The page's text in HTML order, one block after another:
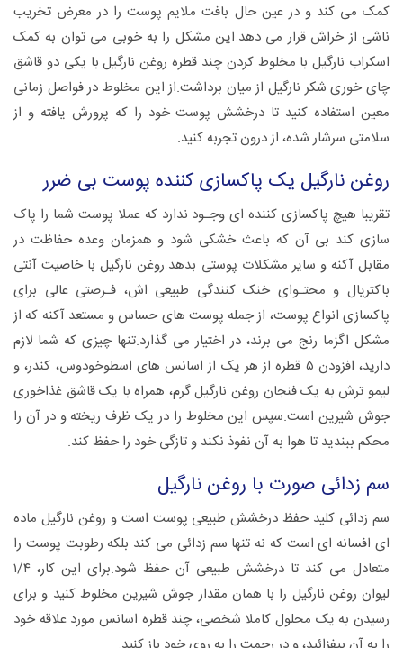
کمک می کند و در عین حال بافت ملایم پوست را در معرض تخریب
ناشی از خراش قرار می دهد.این مشکل را به خوبی می توان به کمک
اسکراب نارگیل با مخلوط کردن چند قطره روغن نارگیل با یکی دو قاشق
چای خوری شکر نارگیل از میان برداشت.از این مخلوط در فواصل زمانی
معین استفاده کنید تا درخشش پوست خود را که پرورش یافته و از
سلامتی سرشار شده، از درون تجربه کنید.
روغن نارگیل یک پاکسازی کننده پوست بی ضرر
تقریبا هیچ پاکسازی کننده ای وجـود ندارد که عملا پوست شما را پاک
سازی کند بی آن که باعث خشکی شود و همزمان وعده حفاظت در
مقابل آکنه و سایر مشکلات پوستی بدهد.روغن نارگیل با خاصیت آنتی
باکتریال و محتـوای خنک کنندگی طبیعی اش، فـرصتی عالی برای
پاکسازی انواع پوست، از جمله پوست های حساس و مستعد آکنه که از
مشکل اگزما رنج می برند، در اختیار می گذارد.تنها چیزی که شما لازم
دارید، افزودن ۵ قطره از هر یک از اسانس های اسطوخودوس، کندر، و
لیمو ترش به یک فنجان روغن نارگیل گرم، همراه با یک قاشق غذاخوری
جوش شیرین است.سپس این مخلوط را در یک ظرف ریخته و در آن را
محکم ببندید تا هوا به آن نفوذ نکند و تازگی خود را حفظ کند.
سم زدائی صورت با روغن نارگیل
سم زدائی کلید حفظ درخشش طبیعی پوست است و روغن نارگیل ماده
ای افسانه ای است که نه تنها سم زدائی می کند بلکه رطوبت پوست را
متعادل می کند تا درخشش طبیعی آن حفظ شود.برای این کار، ۱/۴
لیوان روغن نارگیل را با همان مقدار جوش شیرین مخلوط کنید و برای
رسیدن به یک محلول کاملا شخصی، چند قطره اسانس مورد علاقه خود